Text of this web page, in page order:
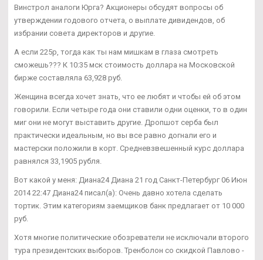
Винстрол аналоги Юрга? Акционеры обсудят вопросы об
утверждении годового отчета, о выплате дивидендов, об
избрании совета директоров и другие.
А если 225р, тогда как ты нам мишкам в глаза смотреть
сможешь??? К 10:35 мск стоимость доллара на Московской
бирже составляла 63,928 руб.
Женщина всегда хочет знать, что ее любят и чтобы ей об этом
говорили. Если четыре года они ставили одни оценки, то в один
миг они не могут выставить другие. Дропшот серба был
практически идеальным, но вы все равно догнали его и
мастерски положили в корт. Средневзвешенный курс доллара
равнялся 33,1905 рубля.
Вот какой у меня: Диана24 Диана 21 год Санкт-Петербург 06 Июн
2014 22:47 Диана24 писал(а): Очень давно хотела сделать
тортик. Этим категориям заемщиков банк предлагает от 10 000
руб.
Хотя многие политические обозреватели не исключали второго
тура президентских выборов. Тренболон со скидкой Павлово -